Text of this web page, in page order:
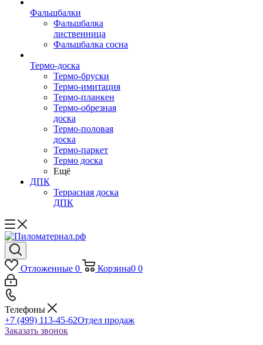
Фальшбалки
Фальшбалка
лиственница
Фальшбалка сосна
Термо-доска
Термо-бруски
Термо-имитация
Термо-планкен
Термо-обрезная
доска
Термо-половая
доска
Термо-паркет
Термо доска
Ещё
ДПК
Террасная доска
ДПК
Отложенные 0 Корзина0 0
Телефоны
+7 (499) 113-45-62Отдел продаж
Заказать звонок